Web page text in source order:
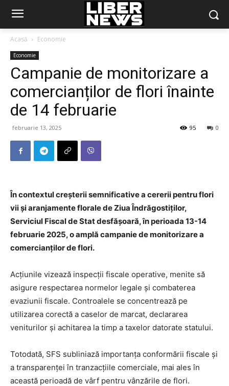
Acasă Economie
Economie
Campanie de monitorizare a
comercianților de flori înainte
de 14 februarie
februarie 13, 2025 0
95
În contextul creșterii semnificative a cererii pentru flori
vii și aranjamente florale de Ziua Îndrăgostiților,
Serviciul Fiscal de Stat desfășoară, în perioada 13-14
februarie 2025, o amplă campanie de monitorizare a
comercianților de flori.
Acțiunile vizează inspecții fiscale operative, menite să
asigure respectarea normelor legale și combaterea
evaziunii fiscale. Controalele se concentrează pe
utilizarea corectă a caselor de marcat, declararea
veniturilor și achitarea la timp a taxelor datorate statului.
Totodată, SFS subliniază importanța conformării fiscale și
a transparenței în tranzacțiile comerciale, mai ales în
această perioadă de vârf pentru vânzările de flori.